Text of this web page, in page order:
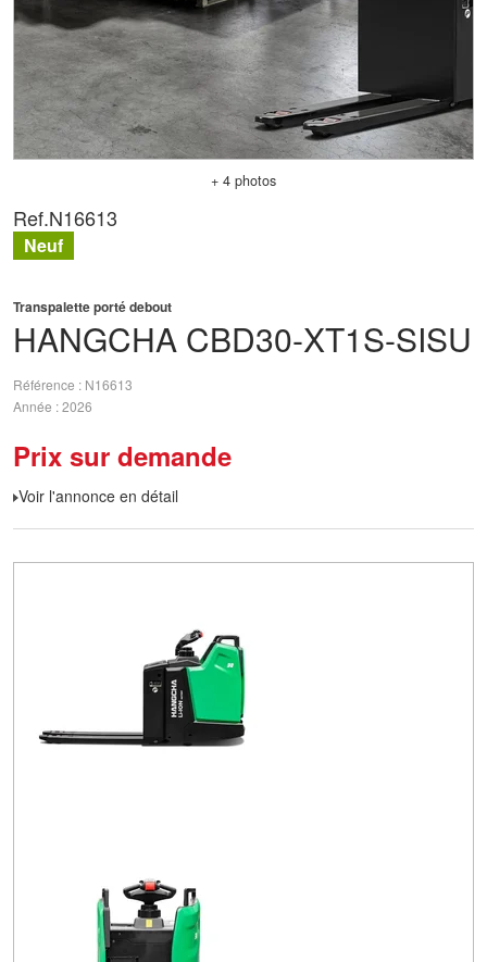
+ 4 photos
HANGCHA CBD30-XT1S-SISU
Transpalette porté debout
Référence
N16613
Année 2026
Prix sur demande
Voir l'annonce en détail
Ref.N16613
Neuf